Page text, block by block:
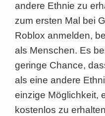
andere Ethnie zu
zum ersten Mal bei
Roblox anmelden,
als Menschen. Es
geringe Chance,
als eine andere
einzige Möglichkeit,
kostenlos zu